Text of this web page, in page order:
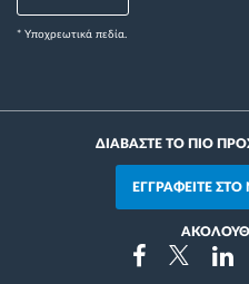
* Yποχρεωτικά πεδία.
ΔΙΑΒΑΣΤΕ ΤΟ ΠΙΟ
ΕΓΓΡΑΦΕΙΤΕ ΣΤΟ
FacebookTwitter